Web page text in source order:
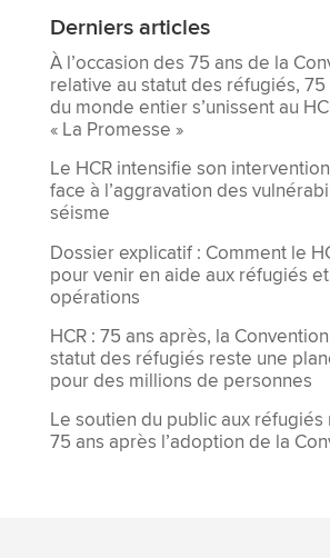
Derniers articles
À l’occasion des 75 ans de la
relative au statut des réfugiés,
du monde entier s’unissent au
« La Promesse »
Le HCR intensifie son
face à l’aggravation des
séisme
Dossier explicatif : Comment le
pour venir en aide aux réfugiés
opérations
HCR : 75 ans après, la
statut des réfugiés reste une
pour des millions de personnes
Le soutien du public aux réfugiés
75 ans après l’adoption de la